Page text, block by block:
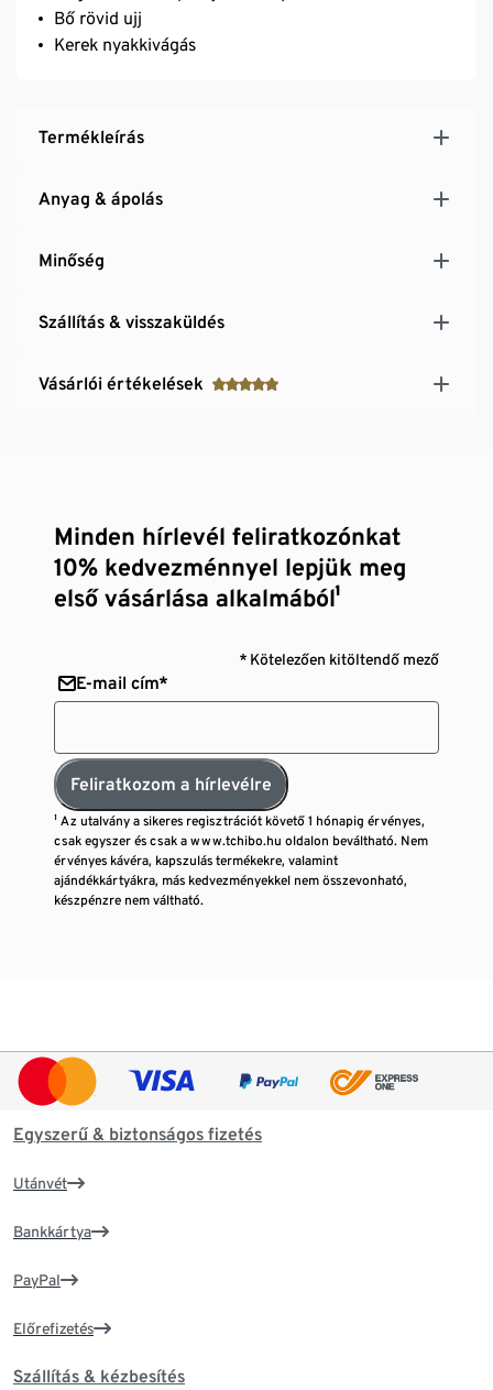
Bő rövid ujj
Kerek nyakkivágás
Termékleírás
Anyag & ápolás
Minőség
Szállítás & visszaküldés
Vásárlói értékelések
Minden hírlevél feliratkozónkat
10% kedvezménnyel lepjük meg
első vásárlása alkalmából¹
* Kötelezően kitöltendő mező
E-mail cím*
Feliratkozom a hírlevélre
¹ Az utalvány a sikeres regisztrációt követő 1 hónapig érvényes,
csak egyszer és csak a www.tchibo.hu oldalon beváltható. Nem
érvényes kávéra, kapszulás termékekre, valamint
ajándékkártyákra, más kedvezményekkel nem összevonható,
készpénzre nem váltható.
Egyszerű & biztonságos fizetés
Utánvét
Bankkártya
PayPal
Előrefizetés
Szállítás & kézbesítés